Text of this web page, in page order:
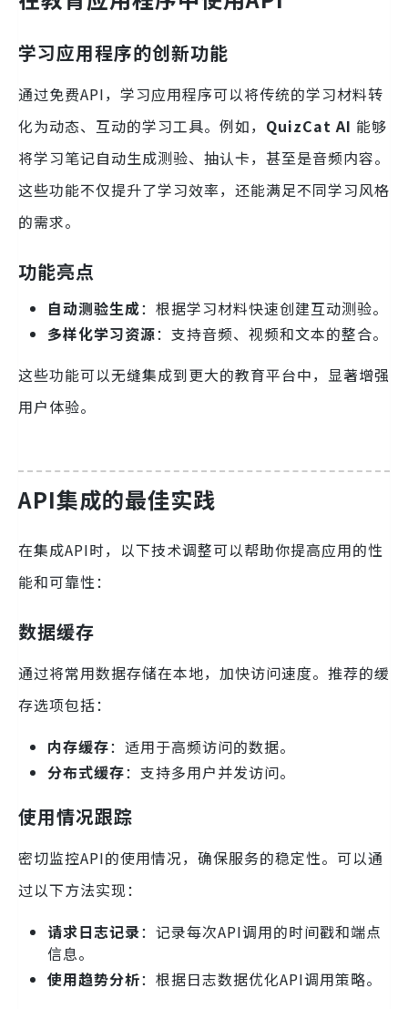
学习应用程序的创新功能
通过免费API，学习应用程序可以将传统的学习材料转
化为动态、互动的学习工具。例如， QuizCat AI 能够
将学习笔记自动生成测验、抽认卡，甚至是音频内容。
这些功能不仅提升了学习效率，还能满足不同学习风格
的需求。
功能亮点
自动测验生成：根据学习材料快速创建互动测验。
多样化学习资源：支持音频、视频和文本的整合。
这些功能可以无缝集成到更大的教育平台中，显著增强
用户体验。
API集成的最佳实践
在集成API时，以下技术调整可以帮助你提高应用的性
能和可靠性：
数据缓存
通过将常用数据存储在本地，加快访问速度。推荐的缓
存选项包括：
内存缓存：适用于高频访问的数据。
分布式缓存：支持多用户并发访问。
使用情况跟踪
密切监控API的使用情况，确保服务的稳定性。可以通
过以下方法实现：
请求日志记录：记录每次API调用的时间戳和端点
信息。
使用趋势分析：根据日志数据优化API调用策略。